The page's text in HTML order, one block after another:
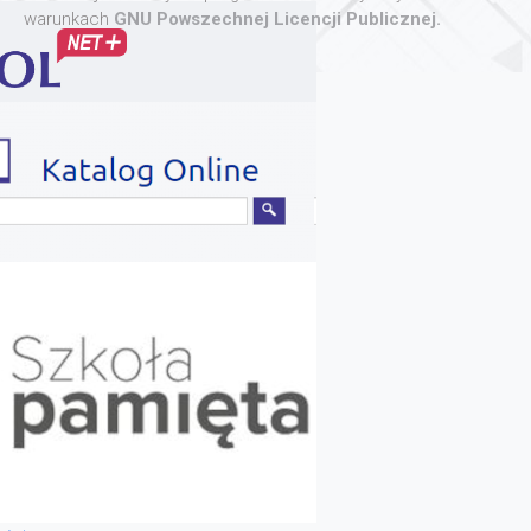
warunkach GNU Powszechnej Licencji Publicznej.